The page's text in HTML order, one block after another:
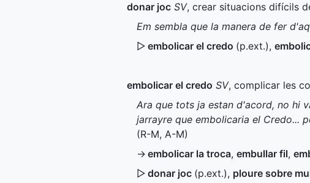
donar joc SV, crear situacions difícils
Em sembla que la manera de fer
▷ embolicar el credo (p.ext.),
embolicar el credo SV, complicar les
Ara que tots ja estan d'acord, no hi
jarrayre que embolicaria el Credo...
(R-M, A-M)
→ embolicar la troca, embullar fil,
▷ donar joc (p.ext.), ploure sobre